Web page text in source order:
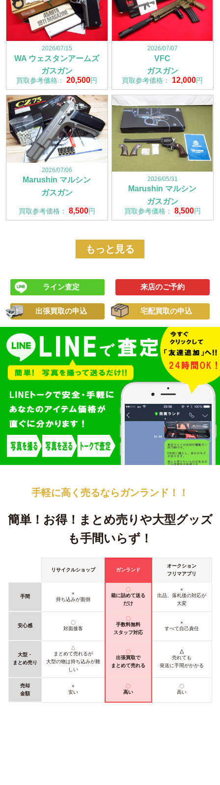
2026/07/15
WA ウェスタンアームズ
ガスガン
買取参考価格：20,500円
2026/07/07
VFC
ガスガン
買取参考価格： 12,000円
2026/07/06
Marushin マルシン
ガスガン
買取参考価格： 8,500円
2026/05/31
Marushin マルシン
ガスガン
買取参考価格： 8,500円
もっと見る
ライン査定 来店のご予約
出張買取の申込 宅配買取の申込
手軽に高く売るならガンランド！！
簡単！お得！ まとめ売りや大型グッズ
も手間いらず！
リサイクルショップ ガンランド
オークション
フリマアプリ
手間
×
持ち込みが面倒
〇
箱に詰めて送る
だけ
×
出品、落札後の対応が
大変
安心感
〇
対面接客
〇
手数料無料
スタッフ対応
×
すべて自己責任
大型・
まとめ売り
△
まとめて売れるが
大型の物は持ち込みが難
しい
〇
出張買取で
まとめて売れる
△
売れても
発送に手間がかかる
売却
金額
×
安い
〇
高い
〇
高い